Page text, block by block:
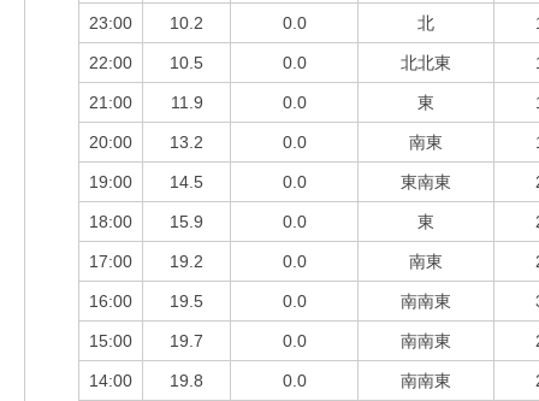
23:00 10.2 0.0 北
22:00 10.5 0.0 北北東
21:00 11.9 0.0 東
20:00 13.2 0.0 南東
19:00 14.5 0.0 東南東
18:00 15.9 0.0 東
17:00 19.2 0.0 南東
16:00 19.5 0.0 南南東
15:00 19.7 0.0 南南東
14:00 19.8 0.0 南南東